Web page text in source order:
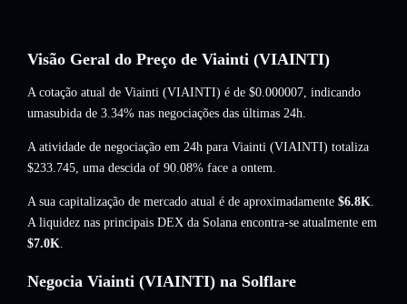
Visão Geral do Preço de Viainti (VIAINTI)
A cotação atual de Viainti (VIAINTI) é de $0.000007, indicando
umasubida de 3.34% nas negociações das últimas 24h.
A atividade de negociação em 24h para Viainti (VIAINTI) totaliza
$233.745, uma descida of 90.08% face a ontem.
A sua capitalização de mercado atual é de aproximadamente $6.8K.
A liquidez nas principais DEX da Solana encontra-se atualmente em
$7.0K.
Negocia Viainti (VIAINTI) na Solflare